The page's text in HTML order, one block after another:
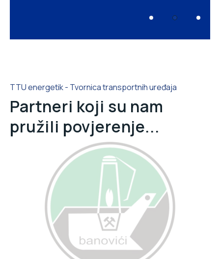
TTU energetik - Tvornica transportnih uređaja
Partneri koji su nam
pružili povjerenje...